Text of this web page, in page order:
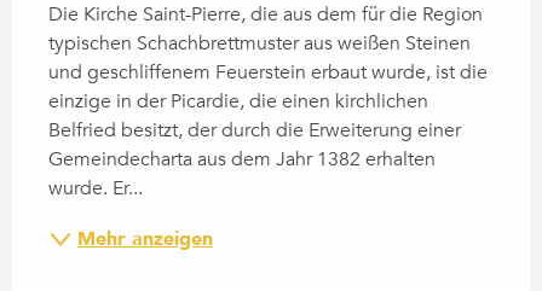
Die Kirche Saint-Pierre, die aus dem für die Region
typischen Schachbrettmuster aus weißen Steinen
und geschliffenem Feuerstein erbaut wurde, ist die
einzige in der Picardie, die einen kirchlichen
Belfried besitzt, der durch die Erweiterung einer
Gemeindecharta aus dem Jahr 1382 erhalten
wurde. Er...
Mehr anzeigen